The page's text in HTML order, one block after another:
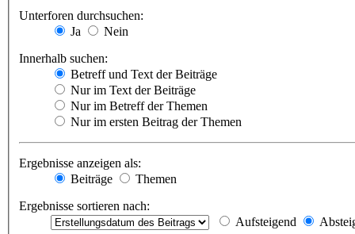
Unterforen durchsuchen:
Ja
Nein
Innerhalb suchen:
Betreff und Text der Beiträge
Nur im Text der Beiträge
Nur im Betreff der Themen
Nur im ersten Beitrag der Themen
Ergebnisse anzeigen als:
Beiträge
Themen
Ergebnisse sortieren nach:
Aufsteigend